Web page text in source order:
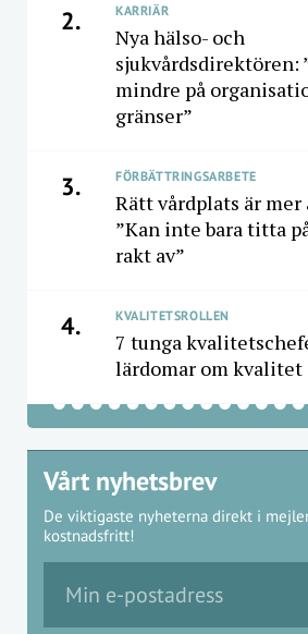
2. KARRIÄR
Nya hälso- och
sjukvårdsdirektören:
mindre på
gränser”
3. FÖRBÄTTRINGSARBETE
Rätt vårdplats är mer
”Kan inte bara titta
rakt av”
4. KVALITETSROLLEN
7 tunga
lärdomar om kvalitet
Vårt nyhetsbrev
De viktigaste nyheterna direkt i
kostnadsfritt!